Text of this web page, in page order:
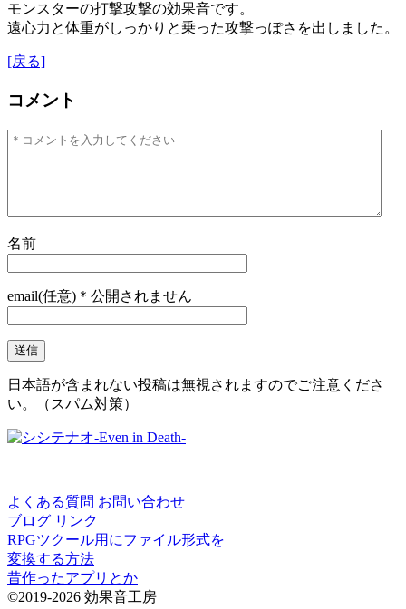
モンスターの打撃攻撃の効果音です。
遠心力と体重がしっかりと乗った攻撃っぽさを出しました。
[戻る]
コメント
名前
email(任意)＊公開されません
日本語が含まれない投稿は無視されますのでご注意くださ
い。（スパム対策）
よくある質問 お問い合わせ
ブログ リンク
RPGツクール用にファイル形式を
変換する方法
昔作ったアプリとか
©2019-2026 効果音工房